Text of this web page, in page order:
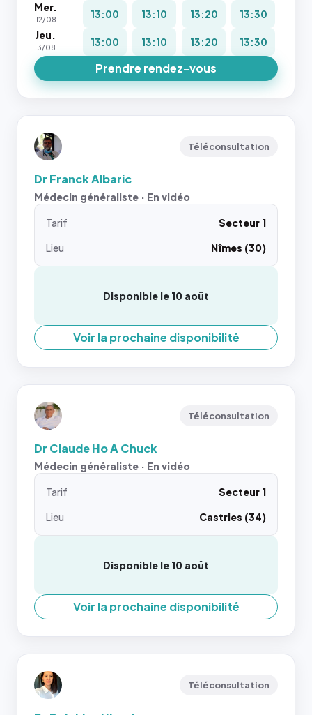
Mer.
12/08 13:00 13:10 13:20
13:30
Jeu.
13/08 13:00 13:10 13:20 13:30
Prendre rendez-vous
Téléconsultation
Dr Franck Albaric
Médecin généraliste · En vidéo
Tarif
Secteur 1
Lieu
Nîmes (30)
Disponible le 10 août
Voir la prochaine disponibilité
Téléconsultation
Dr Claude Ho A Chuck
Médecin généraliste · En vidéo
Tarif
Secteur 1
Lieu
Castries (34)
Disponible le 10 août
Voir la prochaine disponibilité
Téléconsultation